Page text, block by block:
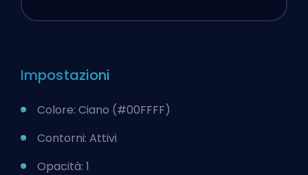
Impostazioni
Colore: Ciano (#00FFFF)
Contorni: Attivi
Opacità: 1